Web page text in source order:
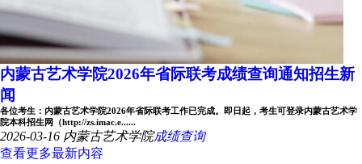
内蒙古艺术学院2026年省际联考成绩查询通知招生新
闻
各位考生：内蒙古艺术学院2026年省际联考工作已完成。即日起，考生可登录内蒙古艺术学
院本科招生网（http://zs.imac.e......
2026-03-16 内蒙古艺术学院成绩查询
查看更多最新内容